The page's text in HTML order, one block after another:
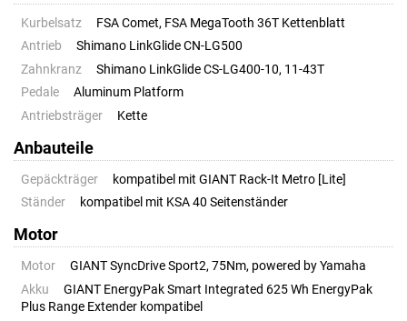
Kurbelsatz
FSA Comet, FSA MegaTooth 36T Kettenblatt
Antrieb
Shimano LinkGlide CN-LG500
Zahnkranz
Shimano LinkGlide CS-LG400-10, 11-43T
Pedale
Aluminum Platform
Antriebsträger
Kette
Anbauteile
Gepäckträger
kompatibel mit GIANT Rack-It Metro [Lite]
Ständer
kompatibel mit KSA 40 Seitenständer
Motor
Motor
GIANT SyncDrive Sport2, 75Nm, powered by Yamaha
Akku
GIANT EnergyPak Smart Integrated 625 Wh EnergyPak
Plus Range Extender kompatibel